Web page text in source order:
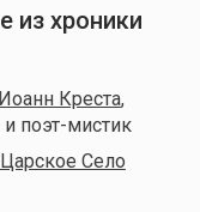
из хроники
Иоанн Креста,
и поэт-мистик
Село